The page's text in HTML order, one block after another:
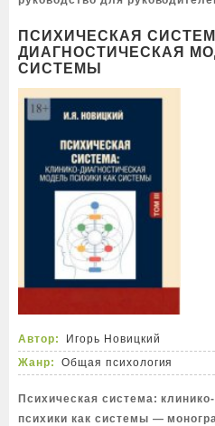
ПСИХИЧЕСКАЯ
ДИАГНОСТИЧЕСКАЯ
СИСТЕМЫ
Автор:
Игорь Новицкий
Жанр:
Общая психология
Психическая система:
психики как системы —